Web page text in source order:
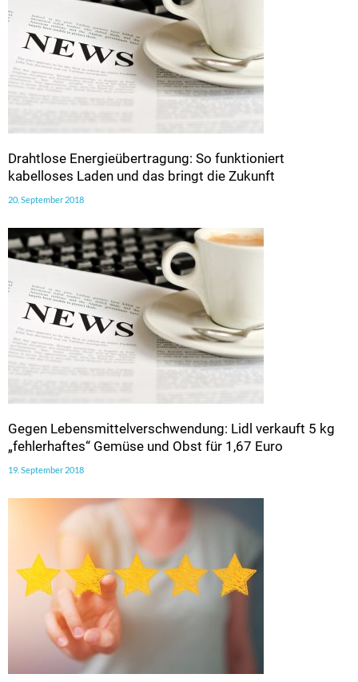
Drahtlose Energieübertragung: So funktioniert
kabelloses Laden und das bringt die Zukunft
20. September 2018
Gegen Lebensmittelverschwendung: Lidl verkauft 5 kg
„fehlerhaftes“ Gemüse und Obst für 1,67 Euro
19. September 2018